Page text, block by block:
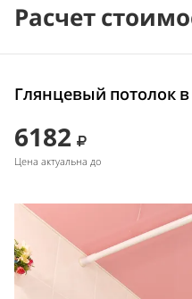
Расчет
Глянцевый потолок
6182
Цена актуальна до